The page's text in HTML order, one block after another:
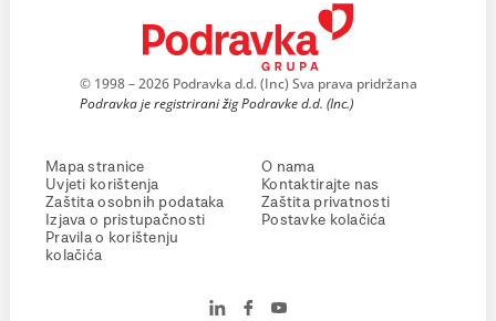
© 1998 – 2026 Podravka d.d. (Inc) Sva prava pridržana
Podravka je registrirani žig Podravke d.d. (Inc.)
Mapa stranice
Uvjeti korištenja
Zaštita osobnih podataka
Izjava o pristupačnosti
Pravila o korištenju
kolačića
O nama
Kontaktirajte nas
Zaštita privatnosti
Postavke kolačića